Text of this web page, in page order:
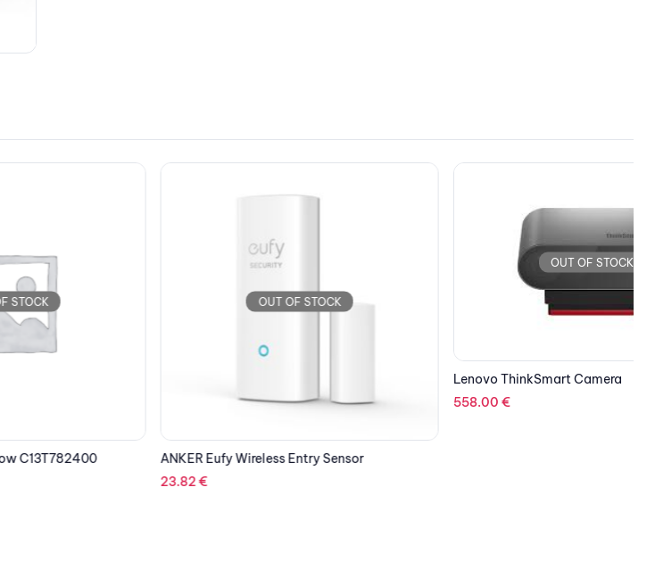
ANKER Eufy Wireless Entry Sensor
OUT OF STOCK
Lenovo ThinkSmart Camera
558.00